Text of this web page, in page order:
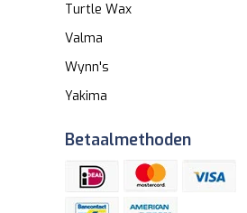
Turtle Wax
Valma
Wynn's
Yakima
Betaalmethoden